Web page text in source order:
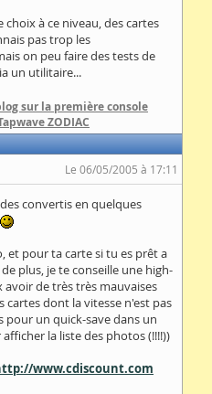
choix à ce niveau, des cartes
pas trop les
on peu faire des tests de
un utilitaire...
sur la première console
ZODIAC
Le 06/05/2005 à 17:11
convertis en quelques
et pour ta carte si tu es prêt a
plus, je te conseille une high-
avoir de très très mauvaises
cartes dont la vitesse n'est pas
pour un quick-save dans un
la liste des photos (!!!!))
www.cdiscount.com